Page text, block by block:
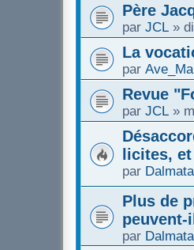
Père
par JCL »
La
par
Revue
par JCL »
licites, et
par
Plus de
par